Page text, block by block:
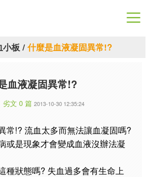
小板 /什麼是血液凝固異常!?
血液凝固異常!?
劣文 0 篇 2013-10-30 12:35:24
常!? 流血太多而無法讓血凝固嗎?
或是現象才會變成血液沒辦法凝
種狀態嗎? 失血過多會有生命上